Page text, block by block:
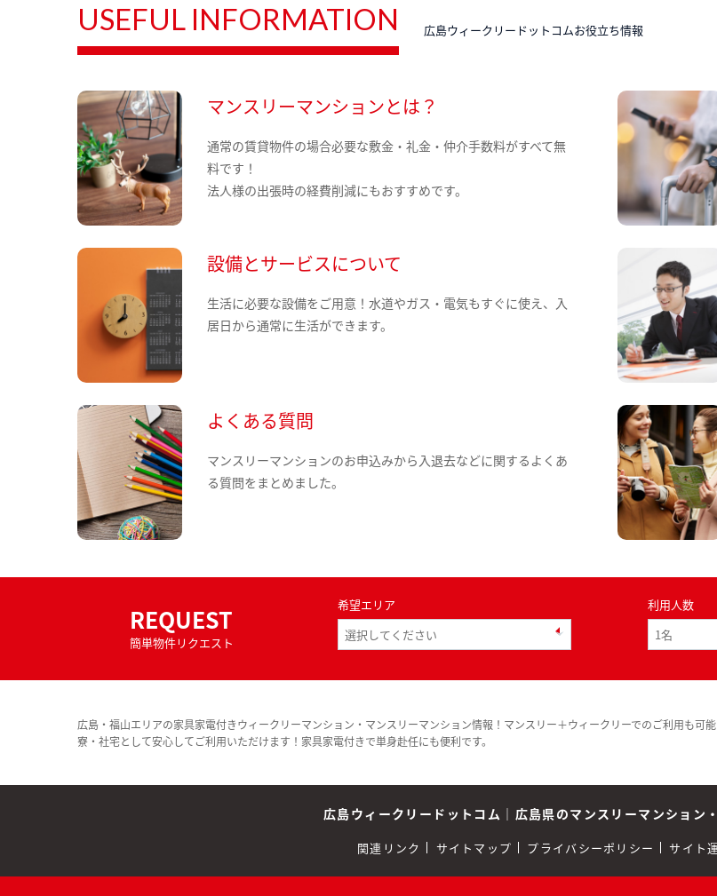
USEFUL INFORMATION 広島ウィークリードットコムお役立ち情報
マンスリーマンションとは？
通常の賃貸物件の場合必要な敷金・礼金・仲介手数料がすべて無
料です！
法人様の出張時の経費削減にもおすすめです。
設備とサービスについて
生活に必要な設備をご用意！水道やガス・電気もすぐに使え、入
居日から通常に生活ができます。
よくある質問
マンスリーマンションのお申込みから入退去などに関するよくあ
る質問をまとめました。
REQUEST
簡単物件リクエスト
希望エリア 利用人数
広島・福山エリアの家具家電付きウィークリーマンション・マンスリーマンション情報！マンスリー＋ウィークリーでのご利用も可
寮・社宅として安心してご利用いただけます！家具家電付きで単身赴任にも便利です。
広島ウィークリードットコム ｜ 広島県のマンスリーマンション
関連リンク サイトマップ プライバシーポリシー サイト